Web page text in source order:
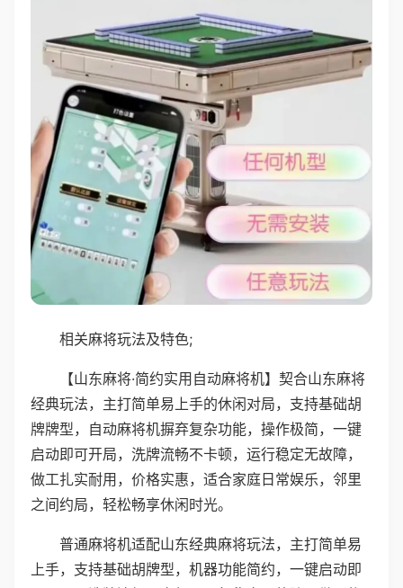
相关麻将玩法及特色;
【山东麻将·简约实用自动麻将机】契合山东麻将
经典玩法，主打简单易上手的休闲对局，支持基础胡
牌牌型，自动麻将机摒弃复杂功能，操作极简，一键
启动即可开局，洗牌流畅不卡顿，运行稳定无故障，
做工扎实耐用，价格实惠，适合家庭日常娱乐，邻里
之间约局，轻松畅享休闲时光。
普通麻将机适配山东经典麻将玩法，主打简单易
上手，支持基础胡牌型，机器功能简约，一键启动即